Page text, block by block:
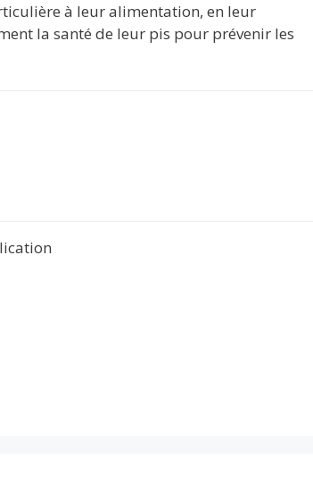
à leur alimentation, en leur
la santé de leur pis pour prévenir les